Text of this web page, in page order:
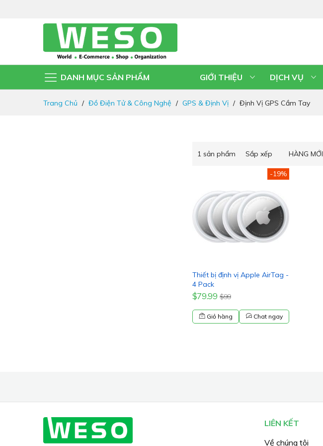
DANH MỤC SẢN PHẨM GIỚI THIỆU DỊCH VỤ
Trang Chủ Đồ Điện Tử & Công Nghệ GPS & Định Vị Định Vị GPS Cầm Tay
1 sản phẩm Sắp xếp HÀNG MỚI
-19%
Thiết bị định vị Apple AirTag -
4 Pack
$79.99 $99
Giỏ hàng Chat ngay
LIÊN KẾT
Về chúng tôi